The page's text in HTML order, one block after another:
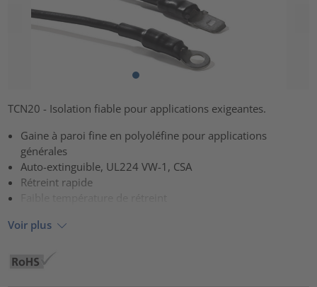
TCN20 - Isolation fiable pour applications exigeantes.
Gaine à paroi fine en polyoléfine pour applications
générales
Auto-extinguible, UL224 VW-1, CSA
Rétreint rapide
Voir plus